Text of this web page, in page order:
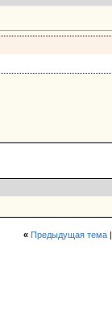
« Предыдущая тема|